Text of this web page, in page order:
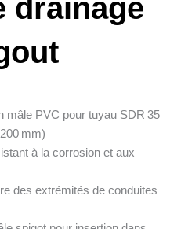
drainage
mâle PVC pour tuyau SDR 35
mm)
à la corrosion et aux
des extrémités de conduites